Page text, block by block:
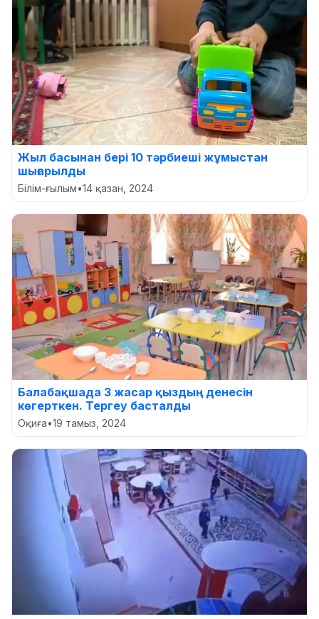
Жыл басынан бері 10 тәрбиеші жұмыстан
шығарылды
Білім-ғылым•14 қазан, 2024
Балабақшада 3 жасар қыздың денесін
көгерткен. Тергеу басталды
Оқиға•19 тамыз, 2024